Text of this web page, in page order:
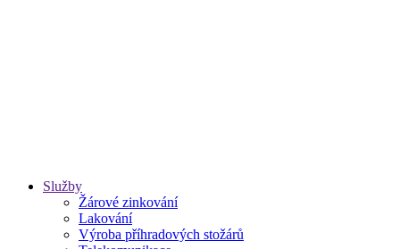
Služby
Žárové zinkování
Lakování
Výroba příhradových stožárů